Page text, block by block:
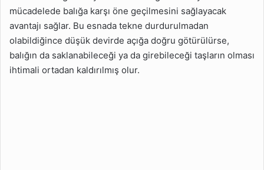
mücadelede balığa karşı öne geçilmesini sağlayacak
avantajı sağlar. Bu esnada tekne durdurulmadan
olabildiğince düşük devirde açığa doğru götürülürse,
balığın da saklanabileceği ya da girebileceği taşların olması
ihtimali ortadan kaldırılmış olur.